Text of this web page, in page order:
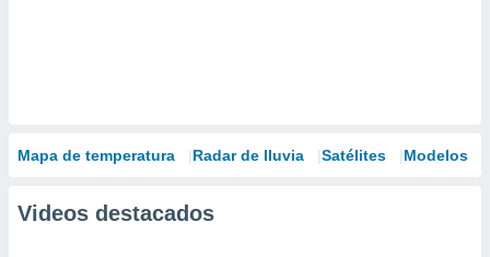
Mapa de temperatura Radar de lluvia Satélites Modelos
Videos destacados